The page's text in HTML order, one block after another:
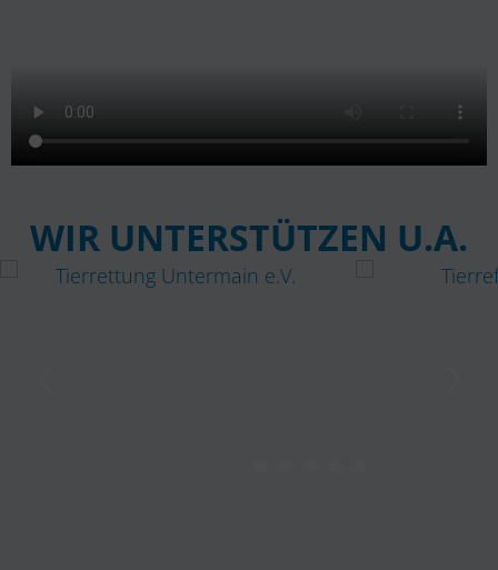
WIR UNTERSTÜTZEN U.A.